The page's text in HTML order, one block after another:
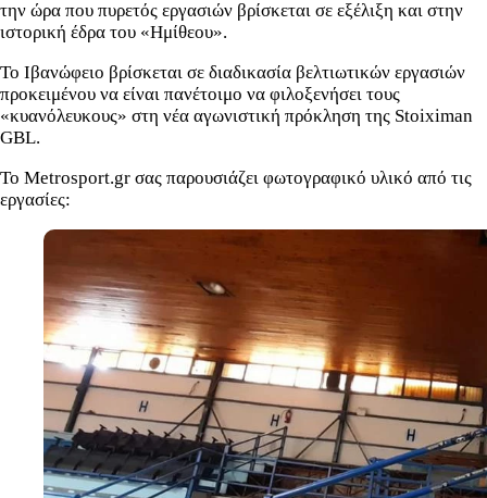
την ώρα που πυρετός εργασιών βρίσκεται σε εξέλιξη και στην
ιστορική έδρα του «Ημίθεου».
Το Ιβανώφειο βρίσκεται σε διαδικασία βελτιωτικών εργασιών
προκειμένου να είναι πανέτοιμο να φιλοξενήσει τους
«κυανόλευκους» στη νέα αγωνιστική πρόκληση της Stoiximan
GBL.
Το Metrosport.gr σας παρουσιάζει φωτογραφικό υλικό από τις
εργασίες: